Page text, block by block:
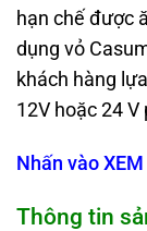
hạn chế được
dụng vỏ
khách hàng
12V hoặc 24
Nhấn vào
Thông tin